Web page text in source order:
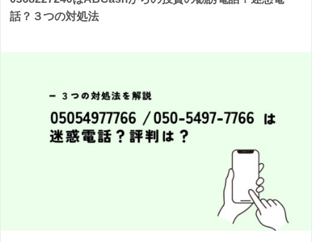
話？３つの対処法